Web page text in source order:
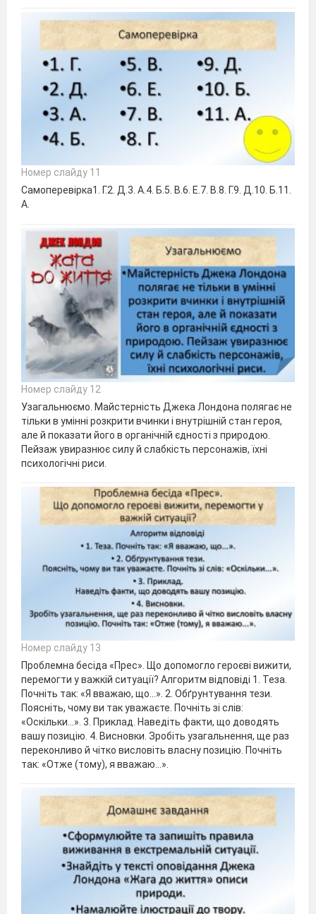
Номер слайду 11
Самоперевірка1. Г.2. Д.3. А.4. Б.5. В.6. Е.7. В.8. Г.9. Д.10. Б.11.
А.
Номер слайду 12
Узагальнюємо. Майстерність Джека Лондона полягає не
тільки в умінні розкрити вчинки і внутрішній стан героя,
але й показати його в органічній єдності з природою.
Пейзаж увиразнює силу й слабкість персонажів, їхні
психологічні риси.
Номер слайду 13
Проблемна бесіда «Прес». Що допомогло героєві вижити,
перемогти у важкій ситуації? Алгоритм відповіді 1. Теза.
Почніть так: «Я вважаю, що...». 2. Обґрунтування тези.
Поясніть, чому ви так уважаєте. Почніть зі слів:
«Оскільки...». 3. Приклад. Наведіть факти, що доводять
вашу позицію. 4. Висновки. Зробіть узагальнення, ще раз
переконливо й чітко висловіть власну позицію. Почніть
так: «Отже (тому), я вважаю...».